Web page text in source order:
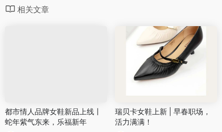
相关文章
都市情人品牌女鞋新品上线丨
蛇年紫气东来，乐福新年
瑞贝卡女鞋上新 | 早春职场，
活力满满！